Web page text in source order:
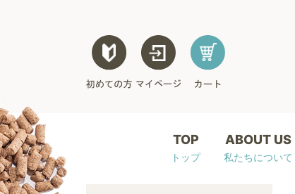
TOP
トップ
ABOUT US
私たちについて